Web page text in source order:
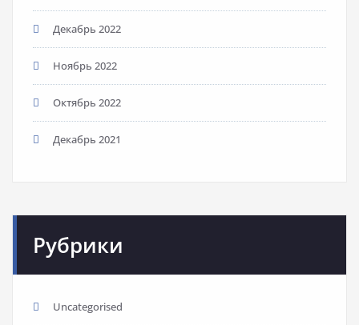
Декабрь 2022
Ноябрь 2022
Октябрь 2022
Декабрь 2021
Рубрики
Uncategorised